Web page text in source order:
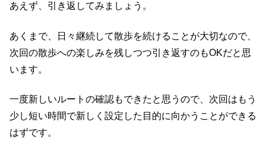
あえず、引き返してみましょう。
あくまで、日々継続して散歩を続けることが大切なので、
次回の散歩への楽しみを残しつつ引き返すのもOKだと思
います。
一度新しいルートの確認もできたと思うので、次回はもう
少し短い時間で新しく設定した目的に向かうことができる
はずです。